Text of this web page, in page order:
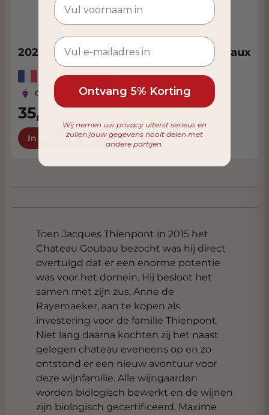
2020 L'Hêtre Castillon Côtes de Bordeaux
Frankrijk, Bordeaux
Cabernet Sauvignon, Merlot
35,95
In Winkelwagen
Toen Jacques Thienpont in 2015 het
Chateau Goubau bezocht was hij direct
overtuigd dat er een enorme potentie
was voor het domein. Hij besloot het
samen met zijn zus, Anne de
Rayemaeker, aan te kopen als
investering voor de familie Thienpont.
Niet lang daarna kochten zij het naast
gelegen chateau eveneens op en zo
ontstond er een nieuw avontuur voor
deze wijnfamilie. Alle wijngaarden
worden biologisch bewerkt en de wijnen
zijn biologisch gecertificeerd. Maxime
Ontvang 5% Korting
Wij nemen uw privacy uiterst serieus en
zullen jouw gegevens nooit delen met
andere partijen.